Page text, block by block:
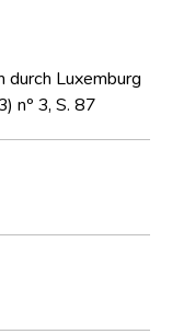
durch Luxemburg
nº 3, S. 87